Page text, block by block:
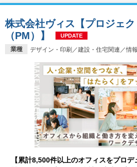
業種 デザイン・印刷／建設・住宅関連／情
株式会社ヴィス【プロジェ
（PM）】
UPDATE
【累計8,500件以上のオフィスをプロ